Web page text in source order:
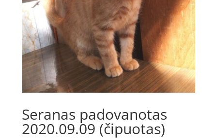
Seranas padovanotas
2020.09.09 (čipuotas)